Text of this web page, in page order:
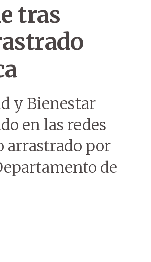
tras
y Bienestar
en las redes
arrastrado por
de